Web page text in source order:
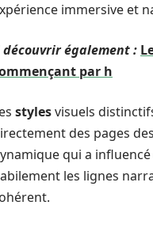
immersive et
découvrir également :
par h
stylesvisuels
des pages
qui a
les lignes